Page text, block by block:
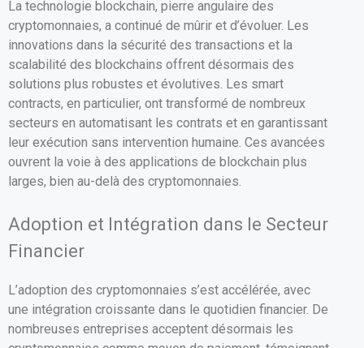
La technologie blockchain, pierre angulaire des
cryptomonnaies, a continué de mûrir et d’évoluer. Les
innovations dans la sécurité des transactions et la
scalabilité des blockchains offrent désormais des
solutions plus robustes et évolutives. Les smart
contracts, en particulier, ont transformé de nombreux
secteurs en automatisant les contrats et en garantissant
leur exécution sans intervention humaine. Ces avancées
ouvrent la voie à des applications de blockchain plus
larges, bien au-delà des cryptomonnaies.
Adoption et Intégration dans le Secteur
Financier
L’adoption des cryptomonnaies s’est accélérée, avec
une intégration croissante dans le quotidien financier. De
nombreuses entreprises acceptent désormais les